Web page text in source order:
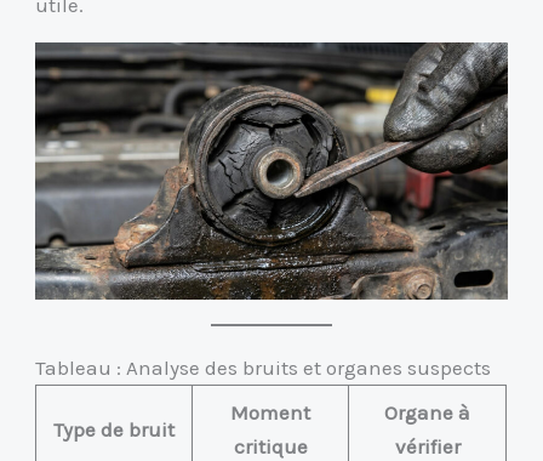
Tableau : Analyse des bruits et organes suspects
Type de bruit
Moment
critique
Organe à
vérifier